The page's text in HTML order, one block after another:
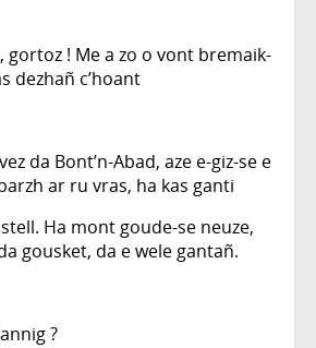
gortoz ! Me a zo o vont bremaik-
dezhañ c’hoant
da Bont’n-Abad, aze e-giz-se e
ar ru vras, ha kas ganti
Ha mont goude-se neuze,
gousket, da e wele gantañ.
?